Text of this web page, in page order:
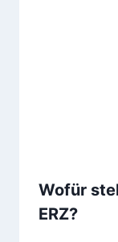
Wofür
ERZ?